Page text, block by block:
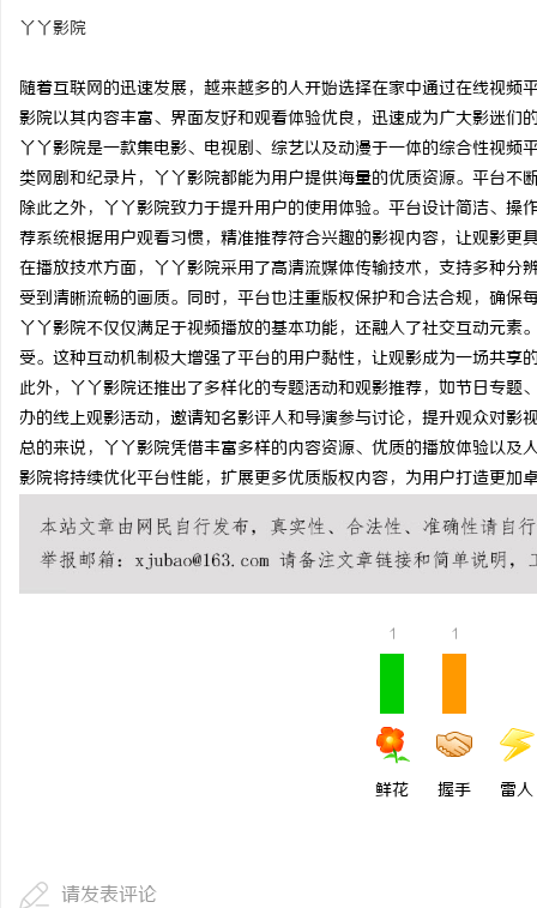
丫丫影院
随着互联网的迅速发展，越来越多的人开始选择在家中通过在线视
影院以其内容丰富、界面友好和观看体验优良，迅速成为广大影迷们
丫丫影院是一款集电影、电视剧、综艺以及动漫于一体的综合性视
类网剧和纪录片，丫丫影院都能为用户提供海量的优质资源。平台
除此之外，丫丫影院致力于提升用户的使用体验。平台设计简洁、
荐系统根据用户观看习惯，精准推荐符合兴趣的影视内容，让观影更
在播放技术方面，丫丫影院采用了高清流媒体传输技术，支持多种
受到清晰流畅的画质。同时，平台也注重版权保护和合法合规，确保
丫丫影院不仅仅满足于视频播放的基本功能，还融入了社交互动元
受。这种互动机制极大增强了平台的用户黏性，让观影成为一场共享
此外，丫丫影院还推出了多样化的专题活动和观影推荐，如节日专
办的线上观影活动，邀请知名影评人和导演参与讨论，提升观众对影
总的来说，丫丫影院凭借丰富多样的内容资源、优质的播放体验以
影院将持续优化平台性能，扩展更多优质版权内容，为用户打造更加
1
鲜花
1
握手 雷人
请发表评论